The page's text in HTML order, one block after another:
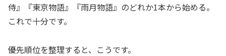
侍』『東京物語』『雨月物語』のどれか1本から始める。
これで十分です。
優先順位を整理すると、こうです。